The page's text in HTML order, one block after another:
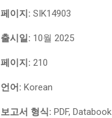
페이지: SIK14903
출시일: 10월 2025
페이지: 210
언어: Korean
보고서 형식: PDF, Databook